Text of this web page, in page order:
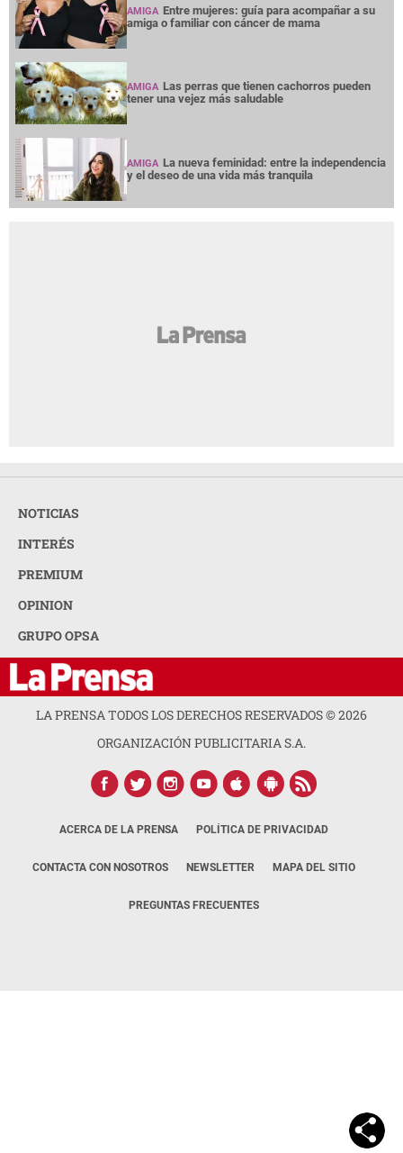
AMIGA Entre mujeres: guía para acompañar a su
amiga o familiar con cáncer de mama
AMIGA Las perras que tienen cachorros pueden
tener una vejez más saludable
AMIGA La nueva feminidad: entre la independencia
y el deseo de una vida más tranquila
NOTICIAS
INTERÉS
PREMIUM
OPINION
GRUPO OPSA
LA PRENSA TODOS LOS DERECHOS RESERVADOS ©2026
ORGANIZACIÓN PUBLICITARIA S.A.
ACERCA DE LA PRENSA POLÍTICA DE PRIVACIDAD
CONTACTA CON NOSOTROS NEWSLETTER MAPA DEL SITIO
PREGUNTAS FRECUENTES